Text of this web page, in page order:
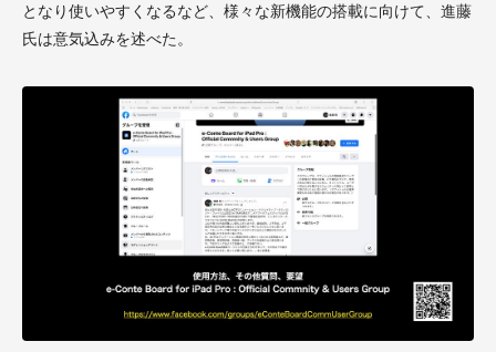
となり使いやすくなるなど、様々な新機能の搭載に向けて、進藤
氏は意気込みを述べた。